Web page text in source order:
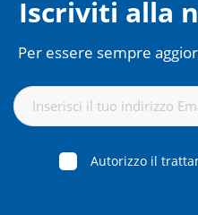
Iscriviti alla
Per essere sempre
Autorizzo il